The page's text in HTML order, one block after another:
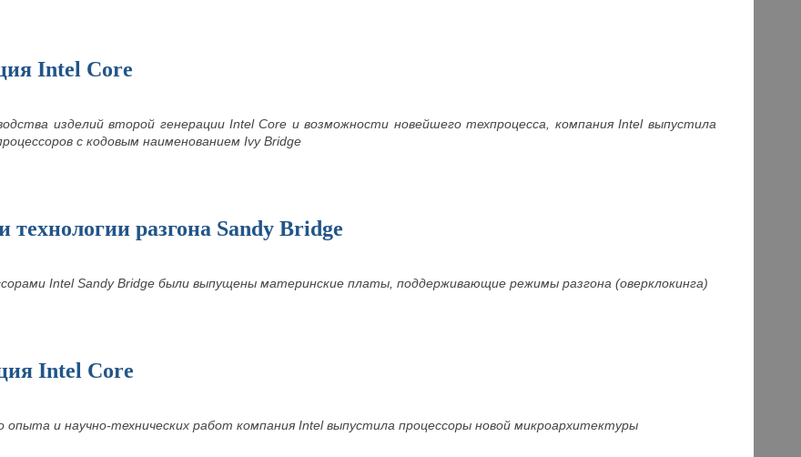
Intel Core
изделий второй генерации Intel Core и возможности новейшего техпроцесса, компания Intel выпустила
с кодовым наименованием Ivy Bridge
разгона Sandy Bridge
Intel Sandy Bridge были выпущены материнские платы, поддерживающие режимы разгона (оверклокинга)
Intel Core
опыта и научно-технических работ компания Intel выпустила процессоры новой микроархитектуры